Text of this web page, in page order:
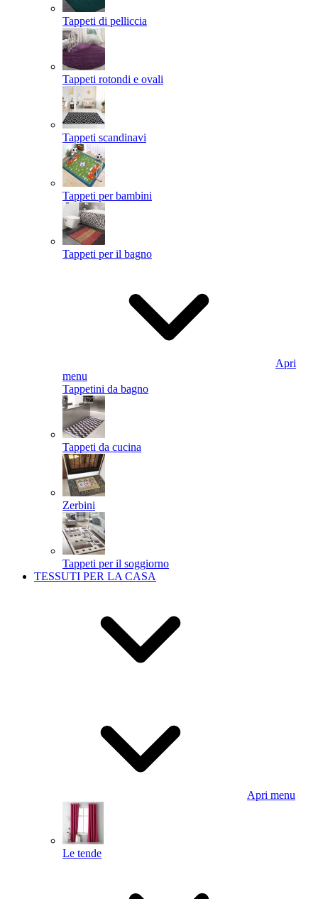
Tappeti di pelliccia
Tappeti rotondi e ovali
Tappeti scandinavi
Tappeti per bambini
Tappeti per il bagno
Apri
menu
Tappetini da bagno
Tappeti da cucina
Zerbini
Tappeti per il soggiorno
TESSUTI PER LA CASA
Apri menu
Le tende